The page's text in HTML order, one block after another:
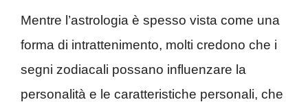
Mentre l’astrologia è spesso vista come una
forma di intrattenimento, molti credono che i
segni zodiacali possano influenzare la
personalità e le caratteristiche personali, che